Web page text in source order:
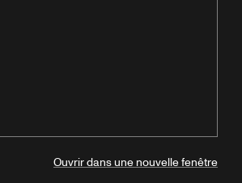
Ouvrir dans une nouvelle fenêtre